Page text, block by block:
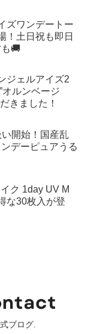
ズワンデートー
！土日祝も即日
🚚
ジェルアイズ2
オルンベージ
きました！
開始！国産乱
デーピュアうる
ク 1day UV M
な30枚入が登
ブログ.